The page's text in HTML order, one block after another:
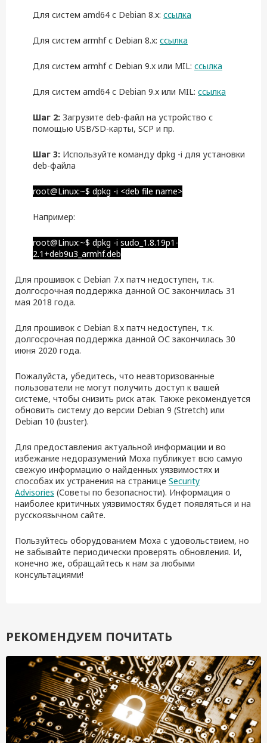
Для систем amd64 с Debian 8.x: ссылка
Для систем armhf с Debian 8.x: ссылка
Для систем armhf с Debian 9.x или MIL: ссылка
Для систем amd64 с Debian 9.x или MIL: ссылка
Шаг 2: Загрузите deb-файл на устройство с
помощью USB/SD-карты, SCP и пр.
Шаг 3: Используйте команду dpkg -i для установки
deb-файла
root@Linux:~$ dpkg -i <deb file name>
Например:
root@Linux:~$ dpkg -i sudo_1.8.19p1-
2.1+deb9u3_armhf.deb
Для прошивок с Debian 7.x патч недоступен, т.к.
долгосрочная поддержка данной ОС закончилась 31
мая 2018 года.
Для прошивок с Debian 8.x патч недоступен, т.к.
долгосрочная поддержка данной ОС закончилась 30
июня 2020 года.
Пожалуйста, убедитесь, что неавторизованные
пользователи не могут получить доступ к вашей
системе, чтобы снизить риск атак. Также рекомендуется
обновить систему до версии Debian 9 (Stretch) или
Debian 10 (buster).
Для предоставления актуальной информации и во
избежание недоразумений Moxa публикует всю самую
свежую информацию о найденных уязвимостях и
способах их устранения на странице Security
Advisories (Советы по безопасности). Информация о
наиболее критичных уязвимостях будет появляться и на
русскоязычном сайте.
Пользуйтесь оборудованием Moxa с удовольствием, но
не забывайте периодически проверять обновления. И,
конечно же, обращайтесь к нам за любыми
консультациями!
РЕКОМЕНДУЕМ ПОЧИТАТЬ